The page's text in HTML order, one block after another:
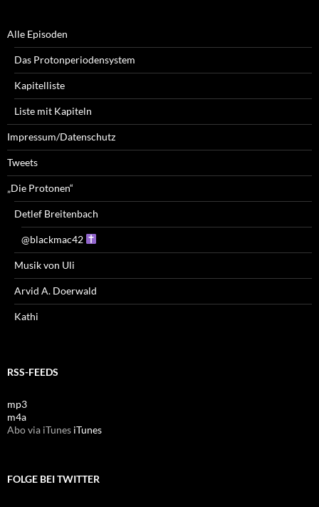
Alle Episoden
Das Protonperiodensystem
Kapitelliste
Liste mit Kapiteln
Impressum/Datenschutz
Tweets
„Die Protonen“
Detlef Breitenbach
@blackmac42
Musik von Uli
Arvid A. Doerwald
Kathi
RSS-FEEDS
mp3
m4a
Abo via iTunes iTunes
FOLGE BEI TWITTER